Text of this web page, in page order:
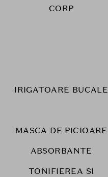
CORP
IRIGATOARE BUCALE
MASCA DE PICIOARE
ABSORBANTE
TONIFIEREA SI